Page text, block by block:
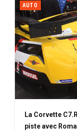
AUTO
La Corvette
piste avec